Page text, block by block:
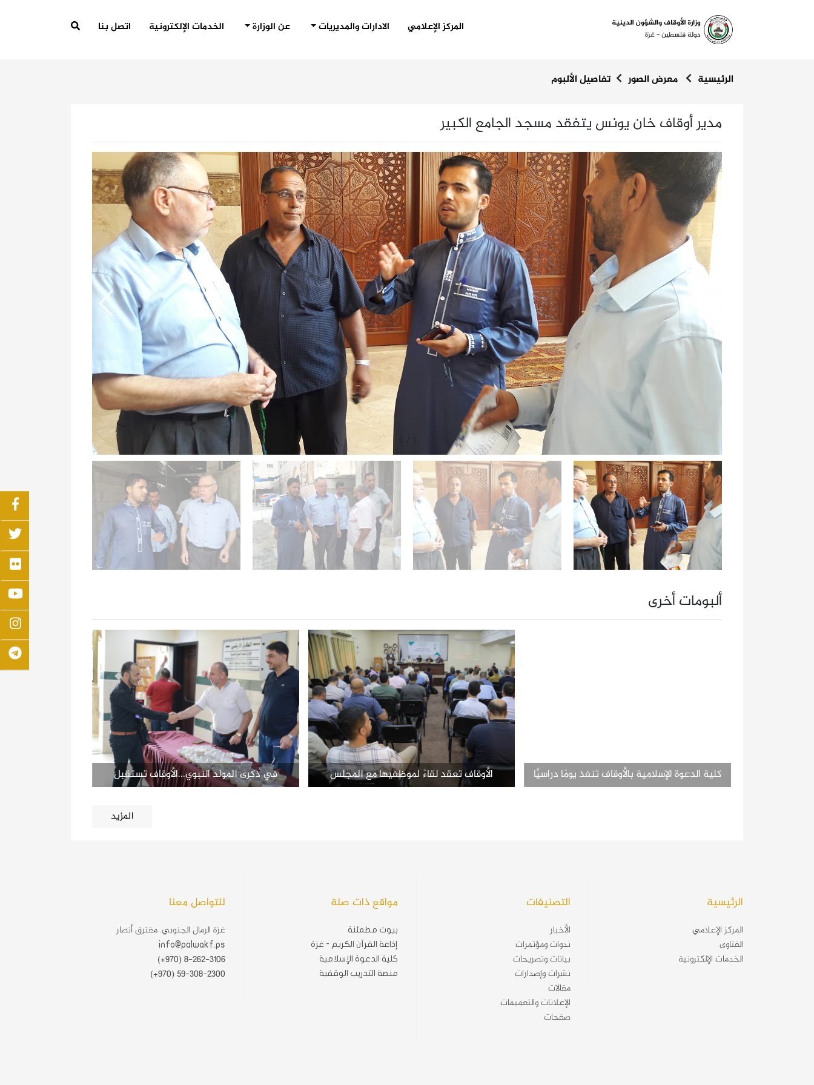
(CURRENT)المركز الإعلامي الادارات والمديريات عن الوزارة الخدمات الإلكترونية اتصل بنا
الرئيسية معرض الصور تفاصيل الألبوم
مدير أوقاف خان يونس يتفقد مسجد الجامع الكبير
ألبومات أخرى
كلية الدعوة الإسلامية بالأوقاف تنفذ يومًا دراسيًّا
الأوقاف تعقد لقاءً لموظفيها مع المجلس
في ذكرى المولد النبوي...الأوقاف تستقبل
المزيد
الرئيسية
المركز الإعلامي
الفتاوى
الخدمات الإلكترونية
التصنيفات
الأخبار
ندوات ومؤتمرات
بيانات وتصريحات
نشرات وإصدارات
مقالات
الإعلانات والتعميمات
صفحات
مواقع ذات صلة
بيوت مطمئنة
إذاعة القرآن الكريم - غزة
كلية الدعوة الإسلامية
منصة التدريب الوقفية
للتواصل معنا
غزة الرمال الجنوبي. مفترق أنصار
info@palwakf.ps
(+970) 8-262-3106
(+970) 59-308-2300